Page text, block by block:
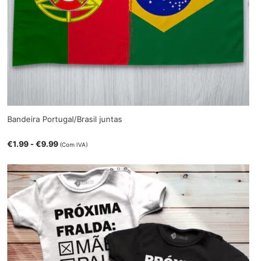
Bandeira Portugal/Brasil juntas
€1.99 -€9.99 (Com IVA)